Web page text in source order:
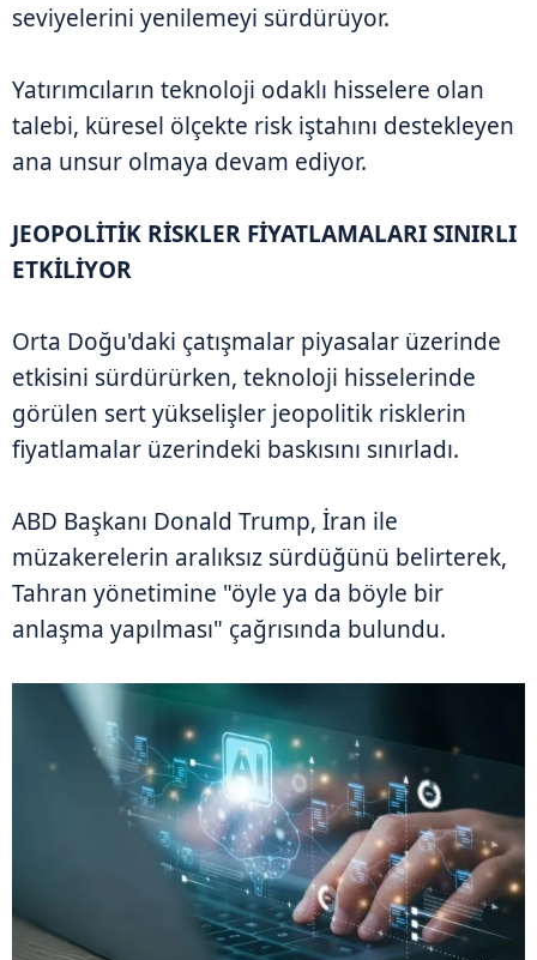
seviyelerini yenilemeyi sürdürüyor.
Yatırımcıların teknoloji odaklı hisselere olan
talebi, küresel ölçekte risk iştahını destekleyen
ana unsur olmaya devam ediyor.
JEOPOLİTİK RİSKLER FİYATLAMALARI SINIRLI
ETKİLİYOR
Orta Doğu'daki çatışmalar piyasalar üzerinde
etkisini sürdürürken, teknoloji hisselerinde
görülen sert yükselişler jeopolitik risklerin
fiyatlamalar üzerindeki baskısını sınırladı.
ABD Başkanı Donald Trump, İran ile
müzakerelerin aralıksız sürdüğünü belirterek,
Tahran yönetimine "öyle ya da böyle bir
anlaşma yapılması" çağrısında bulundu.